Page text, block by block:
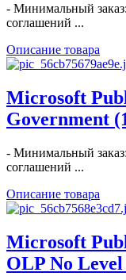
- Минимальный
соглашений ...
Описание товара
Microsoft
Government
- Минимальный
соглашений ...
Описание товара
Microsoft
OLP No Level